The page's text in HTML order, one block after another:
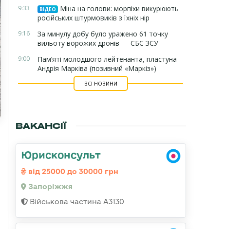
9:33 ВІДЕО
Міна на голови: морпіхи викурюють
російських штурмовиків з їхніх нір
9:16
За минулу добу було уражено 61 точку
вильоту ворожих дронів — СБС ЗСУ
9:00
Пам’яті молодшого лейтенанта, пластуна
Андрія Марківа (позивний «Маркіз»)
ВСІ НОВИНИ
ВАКАНСІЇ
Юрисконсульт
від 25000 до 30000 грн
Запоріжжя
Військова частина А3130